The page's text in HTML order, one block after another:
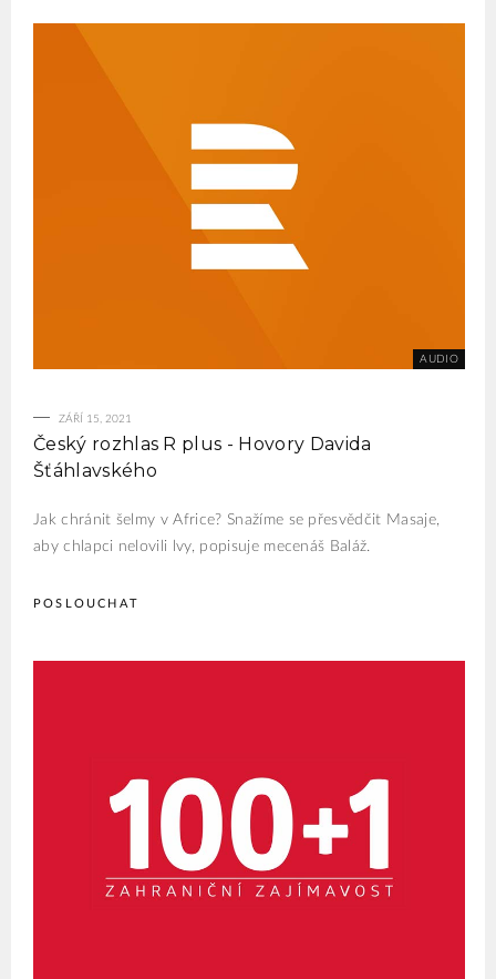
ZÁŘÍ 15, 2021
Český rozhlas R plus - Hovory Davida
Šťáhlavského
Jak chránit šelmy v Africe? Snažíme se přesvědčit Masaje,
aby chlapci nelovili lvy, popisuje mecenáš Baláž.
POSLOUCHAT